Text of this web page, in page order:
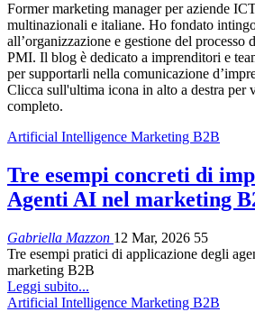
Former marketing manager per aziende
multinazionali e italiane. Ho fondato
all’organizzazione e gestione del
PMI. Il blog è dedicato a imprenditori e
per supportarli nella comunicazione
Clicca sull'ultima icona in alto a destra per
completo.
Artificial Intelligence Marketing B2B
Tre esempi concreti di
Agenti AI nel marketing
Gabriella Mazzon 12 Mar, 2026 55
Tre esempi pratici di applicazione degli
marketing B2B
Leggi subito...
Artificial Intelligence Marketing B2B